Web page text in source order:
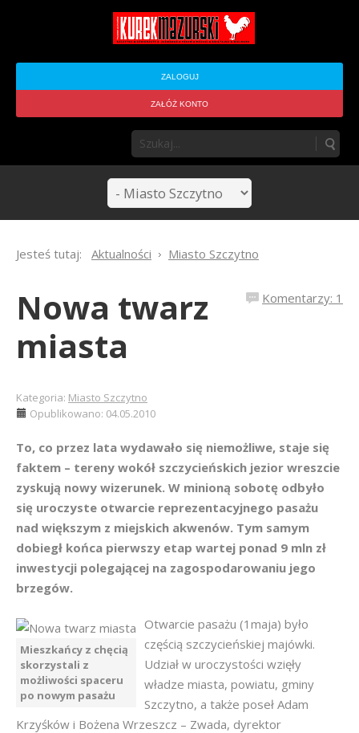
ZALOGUJ
ZAŁÓŻ KONTO
Jesteś tutaj: Aktualności Miasto Szczytno
Komentarzy: 1
Nowa twarz
miasta
Kategoria: Miasto Szczytno
Opublikowano: 04.05.2010
To, co przez lata wydawało się niemożliwe, staje się
faktem – tereny wokół szczycieńskich jezior wreszcie
zyskują nowy wizerunek. W minioną sobotę odbyło
się uroczyste otwarcie reprezentacyjnego pasażu
nad większym z miejskich akwenów. Tym samym
dobiegł końca pierwszy etap wartej ponad 9 mln zł
inwestycji polegającej na zagospodarowaniu jego
brzegów.
Mieszkańcy z chęcią
skorzystali z
możliwości spaceru
po nowym pasażu
Otwarcie pasażu (1maja) było
częścią szczycieńskiej majówki.
Udział w uroczystości wzięły
władze miasta, powiatu, gminy
Szczytno, a także poseł Adam
Krzyśków i Bożena Wrzeszcz – Zwada, dyrektor